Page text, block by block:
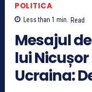
POLITICA
Less than 1 min. Read
Mesajul
lui
Ucraina: